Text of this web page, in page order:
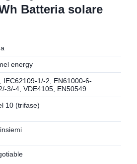
Batteria solare
energy
IEC62109-1/-2, EN61000-6-
3/-4, VDE4105, EN50549
10 (trifase)